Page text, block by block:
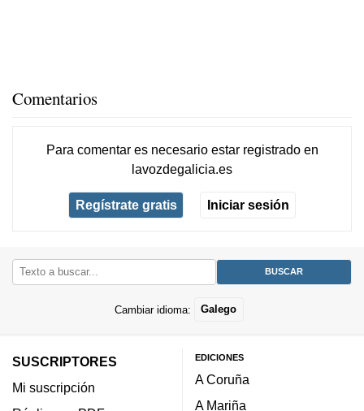
Comentarios
Para comentar es necesario estar registradoen
lavozdegalicia.es
Regístrate gratis Iniciar sesión
Cambiar idioma: Galego
SUSCRIPTORES
Mi suscripción
EDICIONES
A Coruña
A Mariña